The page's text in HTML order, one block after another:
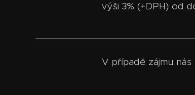
výši 3% (+DPH) od
V případě zájmu